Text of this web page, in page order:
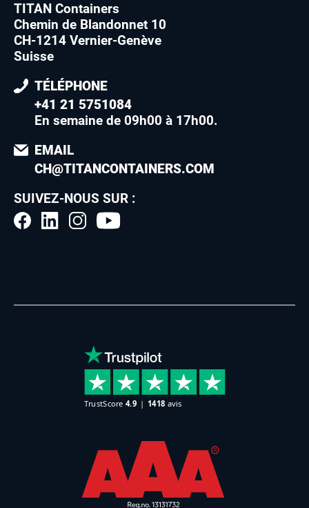
TITAN Containers
Chemin de Blandonnet 10
CH-1214 Vernier-Genève
Suisse
TÉLÉPHONE
+41 21 5751084
En semaine de 09h00 à 17h00.
EMAIL
CH@TITANCONTAINERS.COM
SUIVEZ-NOUS SUR :